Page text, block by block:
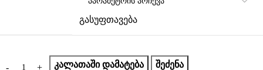
გასუფთავება
ᲙᲐᲚᲐᲗᲐᲨᲘ ᲓᲐᲛᲐᲢᲔᲑᲐ ᲨᲔᲫᲔᲜᲐ